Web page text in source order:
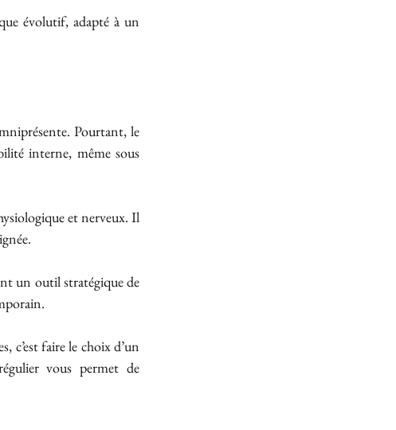
évolutif, adapté à un
Pourtant, le
interne, même sous
et nerveux. Il
un outil stratégique de
c’est faire le choix d’un
vous permet de